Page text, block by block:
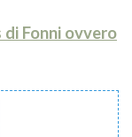
di Fonni ovvero